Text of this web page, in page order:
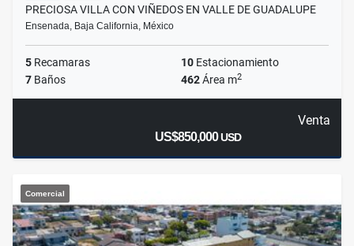
PRECIOSA VILLA CON VIÑEDOS EN VALLE DE GUADALUPE
Ensenada, Baja California, México
5 Recamaras 10 Estacionamiento
7 Baños 462Área m2
Venta
US$850,000USD
Comercial